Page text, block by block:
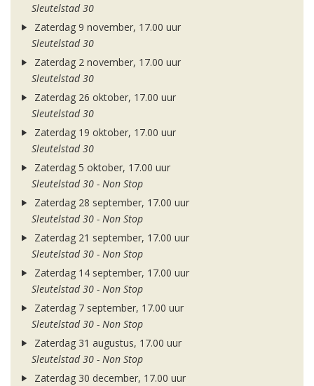
Sleutelstad 30
Zaterdag 9 november, 17.00 uur
Sleutelstad 30
Zaterdag 2 november, 17.00 uur
Sleutelstad 30
Zaterdag 26 oktober, 17.00 uur
Sleutelstad 30
Zaterdag 19 oktober, 17.00 uur
Sleutelstad 30
Zaterdag 5 oktober, 17.00 uur
Sleutelstad 30 - Non Stop
Zaterdag 28 september, 17.00 uur
Sleutelstad 30 - Non Stop
Zaterdag 21 september, 17.00 uur
Sleutelstad 30 - Non Stop
Zaterdag 14 september, 17.00 uur
Sleutelstad 30 - Non Stop
Zaterdag 7 september, 17.00 uur
Sleutelstad 30 - Non Stop
Zaterdag 31 augustus, 17.00 uur
Sleutelstad 30 - Non Stop
Zaterdag 30 december, 17.00 uur